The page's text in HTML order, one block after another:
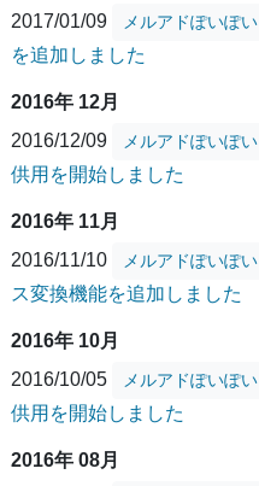
2017/01/09
メルアドぽいぽい
を追加しました
2016年 12月
2016/12/09
メルアドぽいぽい
供用を開始しました
2016年 11月
2016/11/10
メルアドぽいぽい
ス変換機能を追加しました
2016年 10月
2016/10/05
メルアドぽいぽい
供用を開始しました
2016年 08月